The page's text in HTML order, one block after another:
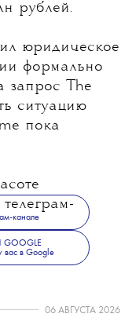
рублей.
юридическое
формально
запрос The
ситуацию
пока
канале
вас в Google
06 АВГУСТА 2026